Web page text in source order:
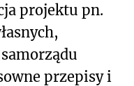
projektu pn.
przepisy i